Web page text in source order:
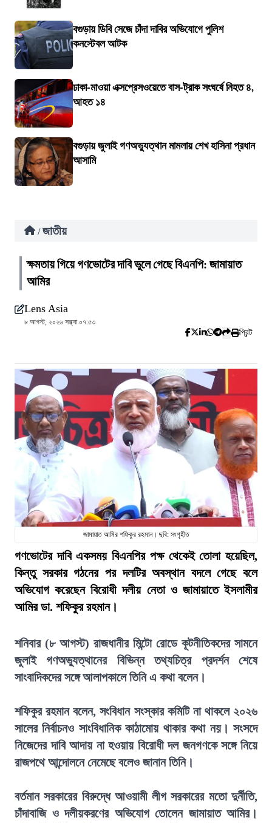
বগুড়ায় ডিবি সেজে চাঁদা দাবির অভিযোগে পুলিশ
কনস্টেবল আটক
ঢাকা-মাওয়া এক্সপ্রেসওয়েতে বাস-ট্রাক সংঘর্ষে নিহত ৪,
আহত ১৪
বগুড়ায় জুলাই গণঅভ্যুত্থান মামলায় শেখ হাসিনা প্রধান
আসামি
/ জাতীয়
ক্ষমতায় গিয়ে গণভোটের দাবি ভুলে গেছে বিএনপি: জামায়াত
আমির
Lens Asia
৮ আগস্ট, ২০২৬ সন্ধ্যা ০৭:৫৩
প্রিন্ট
জামায়াত আমির শফিকুর রহমান। ছবি: সংগৃহীত
গণভোটের দাবি একসময় বিএনপির পক্ষ থেকেই তোলা হয়েছিল,
কিন্তু সরকার গঠনের পর দলটির অবস্থান বদলে গেছে বলে
অভিযোগ করেছেন বিরোধী দলীয় নেতা ও জামায়াতে ইসলামীর
আমির ডা. শফিকুর রহমান।
শনিবার (৮ আগস্ট) রাজধানীর মিন্টো রোডে কূটনীতিকদের সামনে
জুলাই গণঅভ্যুত্থানের বিভিন্ন তথ্যচিত্র প্রদর্শন শেষে
সাংবাদিকদের সঙ্গে আলাপকালে তিনি এ কথা বলেন।
শফিকুর রহমান বলেন, সংবিধান সংস্কার কমিটি না থাকলে ২০২৬
সালের নির্বাচনও সাংবিধানিক কাঠামোয় থাকার কথা নয়। সংসদে
নিজেদের দাবি আদায় না হওয়ায় বিরোধী দল জনগণকে সঙ্গে নিয়ে
রাজপথে আন্দোলনে নেমেছে বলেও জানান তিনি।
বর্তমান সরকারের বিরুদ্ধে আওয়ামী লীগ সরকারের মতো দুর্নীতি,
চাঁদাবাজি ও দলীয়করণের অভিযোগ তোলেন জামায়াত আমির।